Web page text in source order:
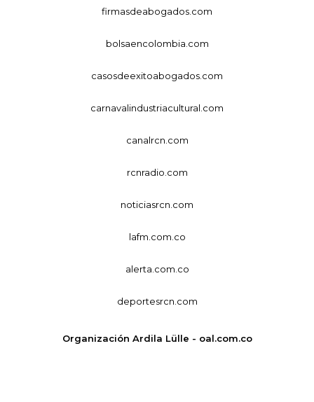
firmasdeabogados.com
bolsaencolombia.com
casosdeexitoabogados.com
carnavalindustriacultural.com
canalrcn.com
rcnradio.com
noticiasrcn.com
lafm.com.co
alerta.com.co
deportesrcn.com
Organización Ardila Lülle - oal.com.co